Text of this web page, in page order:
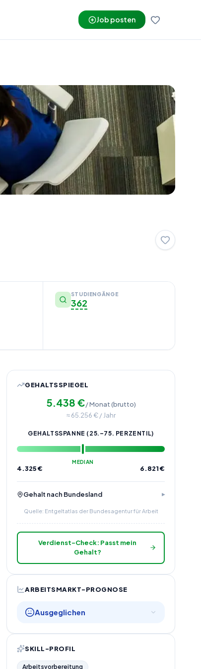
Job posten
STUDIENGÄNGE
362
GEHALTSSPIEGEL
5.438 €/ Monat (brutto)
≈65.256€ / Jahr
GEHALTSSPANNE (25.–75. PERZENTIL)
MEDIAN
4.325€ 6.821€
Gehalt nach Bundesland
Quelle: Entgeltatlas der Bundesagentur für Arbeit
Verdienst-Check: Passt mein
Gehalt?
ARBEITSMARKT-PROGNOSE
Ausgeglichen
SKILL-PROFIL
Arbeitsvorbereitung